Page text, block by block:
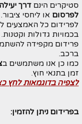
סטיקרים הינם דרך יעילה
לפרסום או ליחסי ציבור.
לפרידום כל האמצעים
בכמויות גדולות וקטנות.
פרידום מקפידה
ברכב.
כמו כן אנו משתמשים ב
זמן בתנאי חוץ.
לצפיה בדוגמאות לחץ
בפרידום ניתן להזמין: